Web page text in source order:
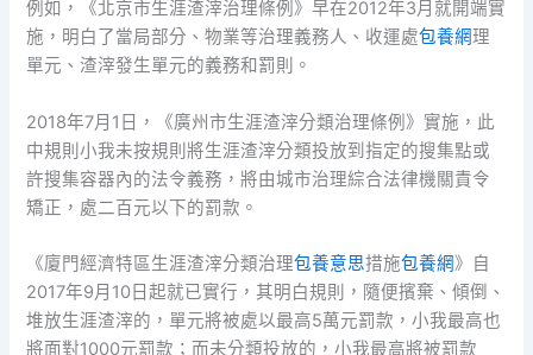
例如，《北京市生涯渣滓治理條例》早在2012年3月就開端實
施，明白了當局部分、物業等治理義務人、收運處包養網理
單元、渣滓發生單元的義務和罰則。
2018年7月1日，《廣州市生涯渣滓分類治理條例》實施，此
中規則小我未按規則將生涯渣滓分類投放到指定的搜集點或
許搜集容器內的法令義務，將由城市治理綜合法律機關責令
矯正，處二百元以下的罰款。
《廈門經濟特區生涯渣滓分類治理包養意思措施包養網》自
2017年9月10日起就已實行，其明白規則，隨便擯棄、傾倒、
堆放生涯渣滓的，單元將被處以最高5萬元罰款，小我最高也
將面對1000元罰款；而未分類投放的，小我最高將被罰款